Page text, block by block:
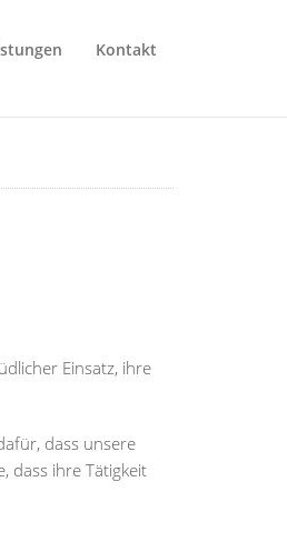
Kontakt
Einsatz, ihre
dass unsere
dass ihre Tätigkeit